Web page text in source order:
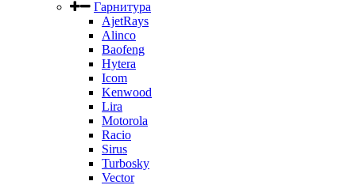
Гарнитура
AjetRays
Alinco
Baofeng
Hytera
Icom
Kenwood
Lira
Motorola
Racio
Sirus
Turbosky
Vector